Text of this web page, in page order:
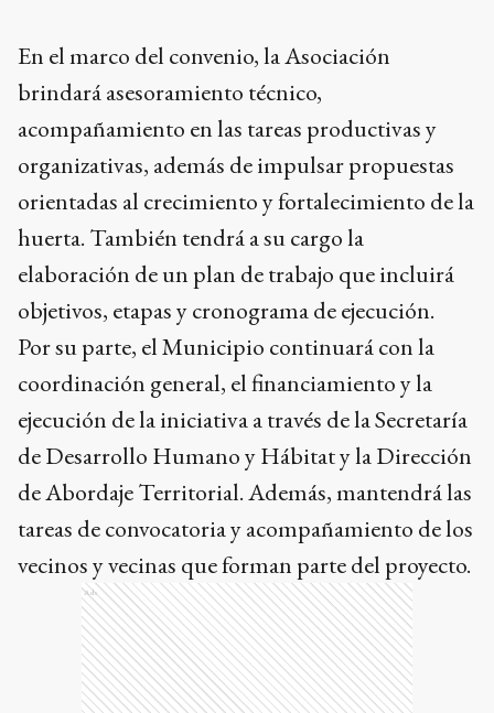
En el marco del convenio, la Asociación
brindará asesoramiento técnico,
acompañamiento en las tareas productivas y
organizativas, además de impulsar propuestas
orientadas al crecimiento y fortalecimiento de la
huerta. También tendrá a su cargo la
elaboración de un plan de trabajo que incluirá
objetivos, etapas y cronograma de ejecución.
Por su parte, el Municipio continuará con la
coordinación general, el financiamiento y la
ejecución de la iniciativa a través de la Secretaría
de Desarrollo Humano y Hábitat y la Dirección
de Abordaje Territorial. Además, mantendrá las
tareas de convocatoria y acompañamiento de los
vecinos y vecinas que forman parte del proyecto.
Ads